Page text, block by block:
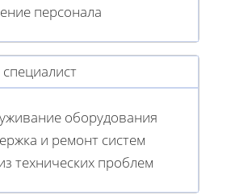
персонала
оборудования
и ремонт систем
технических проблем